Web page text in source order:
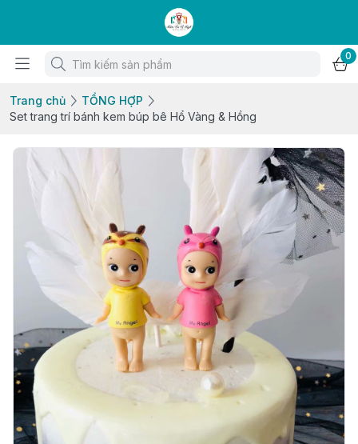
0
Trang chủ
TỔNG HỢP
Set trang trí bánh kem búp bê Hổ Vàng & Hồng